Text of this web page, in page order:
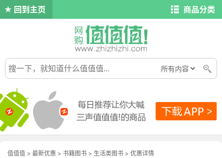
回到主页 商品分类
值值值 > 最新优惠 > 书籍图书 > 生活类图书 > 优惠详情